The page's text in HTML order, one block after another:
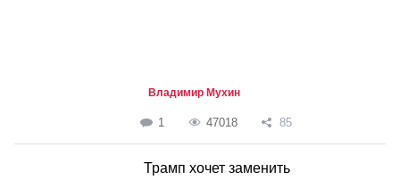
Владимир Мухин
1 47018 85
Трамп хочет заменить